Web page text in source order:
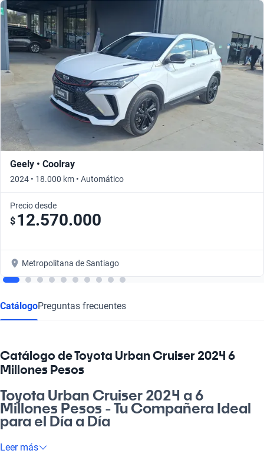
Geely • Coolray
2024 • 18.000 km • Automático
Precio desde
$ 12.570.000
Metropolitana de Santiago
CatálogoPreguntas frecuentes
Catálogo de Toyota Urban Cruiser 2024 6
Millones Pesos
Toyota Urban Cruiser 2024 a 6
Millones Pesos - Tu Compañera Ideal
para el Día a Día
¿Buscas un auto que se adapte a tu vida y que te lleve a todos
Leer más